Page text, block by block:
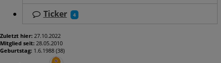
Ticker
4
Zuletzt hier: 27.10.2022
Mitglied seit: 28.05.2010
Geburtstag: 1.6.1988 (38)